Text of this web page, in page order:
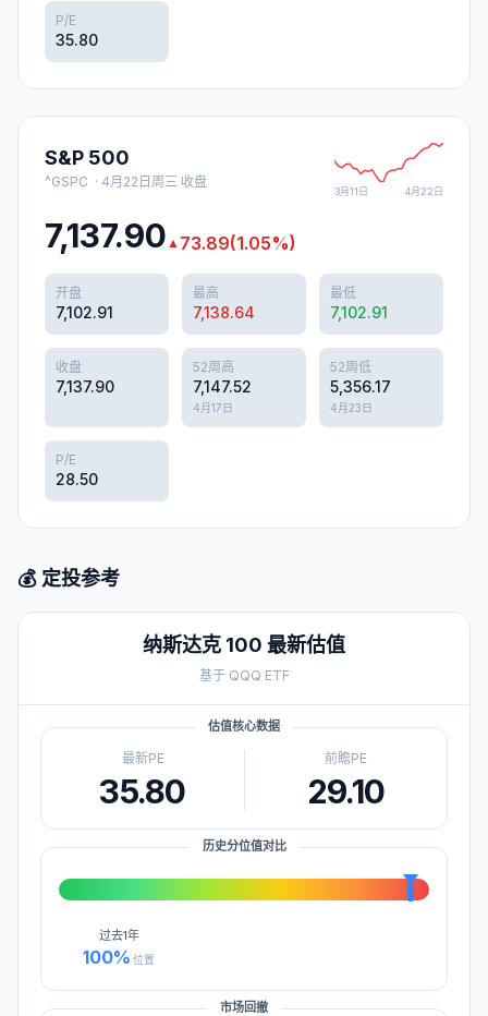
P/E
35.80
S&P 500
^GSPC · 4月22日周三 收盘
3月11日 4月22日
7,137.90 ▲ 73.89(1.05%)
开盘
7,102.91
最高
7,138.64
最低
7,102.91
收盘
7,137.90
52周高
7,147.52
4月17日
52周低
5,356.17
4月23日
P/E
28.50
💰 定投参考
纳斯达克 100 最新估值
基于 QQQ ETF
估值核心数据
最新PE
35.80
前瞻PE
29.10
历史分位值对比
过去1年
100% 位置
市场回撤